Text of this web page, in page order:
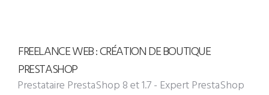
FREELANCE WEB : CRÉATION DE BOUTIQUE
PRESTASHOP
Prestataire PrestaShop 8 et 1.7 - Expert PrestaShop